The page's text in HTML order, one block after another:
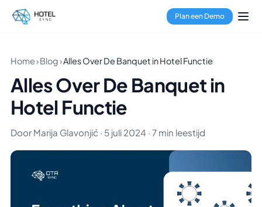
Plan een Demo
Home›Blog›Alles Over De Banquet in Hotel Functie
Alles Over De Banquet in
Hotel Functie
Door Marija Glavonjić · 5 juli 2024 · 7 min leestijd